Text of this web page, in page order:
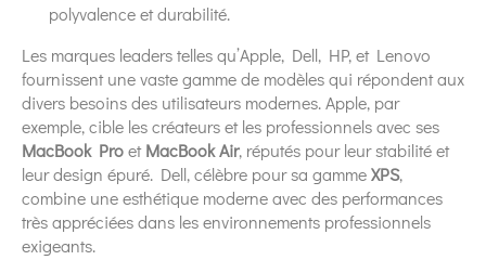
polyvalence et durabilité.
Les marques leaders telles qu’Apple, Dell, HP, et Lenovo
fournissent une vaste gamme de modèles qui répondent aux
divers besoins des utilisateurs modernes. Apple, par
exemple, cible les créateurs et les professionnels avec ses
MacBook ProetMacBook Air, réputés pour leur stabilité et
leur design épuré. Dell, célèbre pour sa gammeXPS,
combine une esthétique moderne avec des performances
très appréciées dans les environnements professionnels
exigeants.